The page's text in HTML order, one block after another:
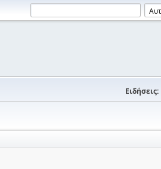
Ειδήσεις: